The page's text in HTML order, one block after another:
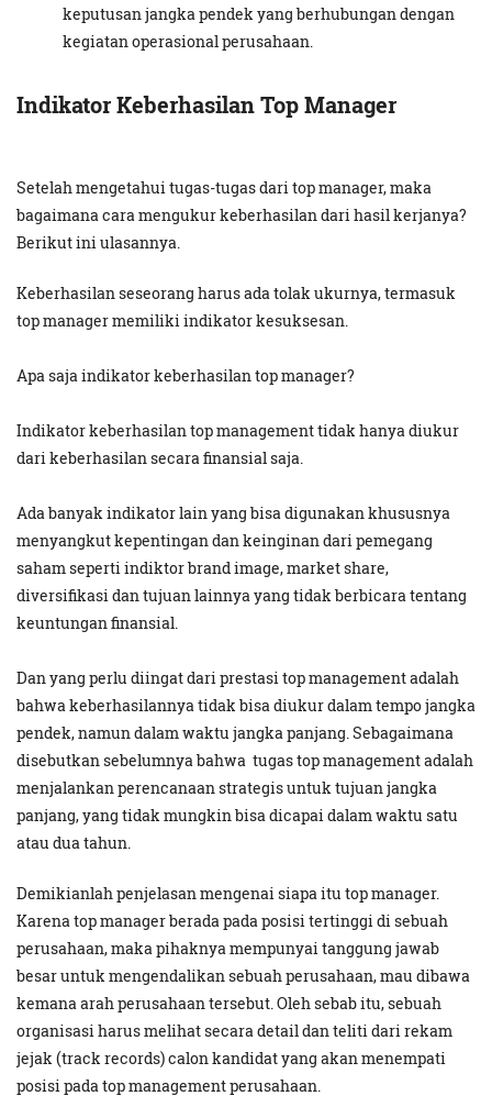
keputusan jangka pendek yang berhubungan dengan
kegiatan operasional perusahaan.
Indikator Keberhasilan Top Manager
Setelah mengetahui tugas-tugas dari top manager, maka
bagaimana cara mengukur keberhasilan dari hasil kerjanya?
Berikut ini ulasannya.
Keberhasilan seseorang harus ada tolak ukurnya, termasuk
top manager memiliki indikator kesuksesan.
Apa saja indikator keberhasilan top manager?
Indikator keberhasilan top management tidak hanya diukur
dari keberhasilan secara finansial saja.
Ada banyak indikator lain yang bisa digunakan khususnya
menyangkut kepentingan dan keinginan dari pemegang
saham seperti indiktor brand image, market share,
diversifikasi dan tujuan lainnya yang tidak berbicara tentang
keuntungan finansial.
Dan yang perlu diingat dari prestasi top management adalah
bahwa keberhasilannya tidak bisa diukur dalam tempo jangka
pendek, namun dalam waktu jangka panjang. Sebagaimana
disebutkan sebelumnya bahwa tugas top management adalah
menjalankan perencanaan strategis untuk tujuan jangka
panjang, yang tidak mungkin bisa dicapai dalam waktu satu
atau dua tahun.
Demikianlah penjelasan mengenai siapa itu top manager.
Karena top manager berada pada posisi tertinggi di sebuah
perusahaan, maka pihaknya mempunyai tanggung jawab
besar untuk mengendalikan sebuah perusahaan, mau dibawa
kemana arah perusahaan tersebut. Oleh sebab itu, sebuah
organisasi harus melihat secara detail dan teliti dari rekam
jejak (track records) calon kandidat yang akan menempati
posisi pada top management perusahaan.